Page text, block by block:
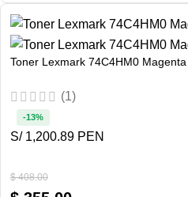
Toner Lexmark 74C4HM0
(1)
$408.00
-13%
S/ 1,200.89 PEN